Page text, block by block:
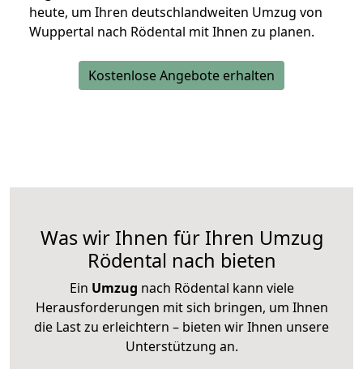
heute, um Ihren deutschlandweiten Umzug von
Wuppertal nach Rödental mit Ihnen zu planen.
Kostenlose Angebote erhalten
Was wir Ihnen für Ihren Umzug
Rödental nach bieten
Ein Umzug nach Rödental kann viele
Herausforderungen mit sich bringen, um Ihnen
die Last zu erleichtern – bieten wir Ihnen unsere
Unterstützung an.